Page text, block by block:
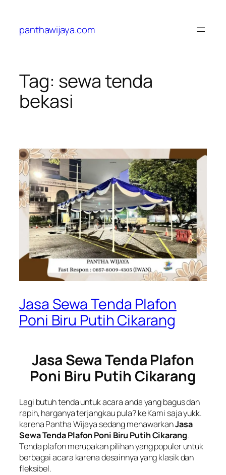
konten
panthawijaya.com
Tag: sewa tenda
bekasi
Jasa Sewa Tenda Plafon
Poni Biru Putih Cikarang
Jasa Sewa Tenda Plafon
Poni Biru Putih Cikarang
Lagi butuh tenda untuk acara anda yang bagus dan
rapih, harganya terjangkau pula? ke Kami saja yukk.
karena Pantha Wijaya sedang menawarkanJasa
Sewa Tenda Plafon Poni Biru Putih Cikarang.
Tenda plafon merupakan pilihan yang populer untuk
berbagai acara karena desainnya yang klasik dan
fleksibel.